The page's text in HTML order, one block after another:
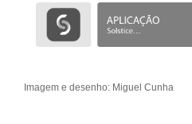
Imagem e desenho: Miguel Cunha